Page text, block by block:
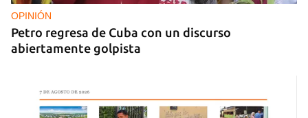
OPINIÓN
Petro regresa de Cuba con un discurso
abiertamente golpista